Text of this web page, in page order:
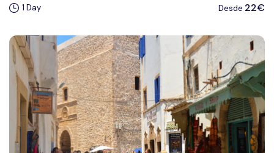
1 Day Desde 22€